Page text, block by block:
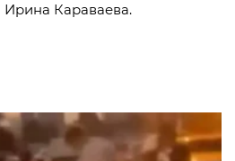
Ирина Караваева.